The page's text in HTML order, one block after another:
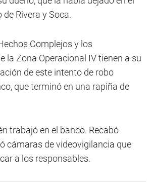
Rivera y Soca.
Complejos y los
la Zona Operacional IV tienen a su
de este intento de robo
que terminó en una rapiña de
trabajó en el banco. Recabó
cámaras de videovigilancia que
a los responsables.